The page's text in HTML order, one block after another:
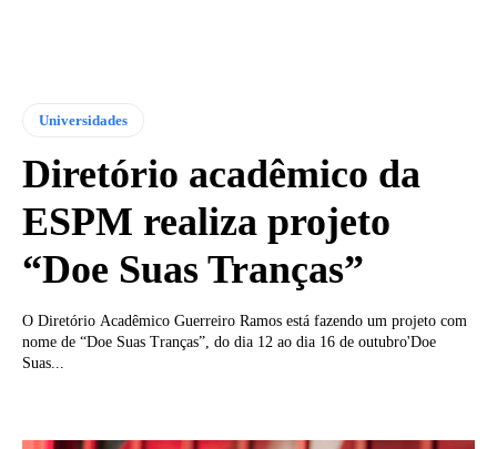
Universidades
Diretório acadêmico da
ESPM realiza projeto
“Doe Suas Tranças”
O Diretório Acadêmico Guerreiro Ramos está fazendo um projeto com
nome de “Doe Suas Tranças”, do dia 12 ao dia 16 de outubro'Doe
Suas...